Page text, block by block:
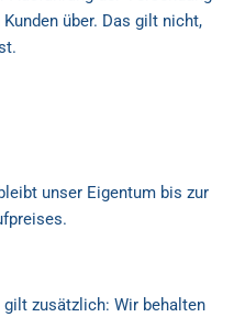
über. Das gilt nicht,
unser Eigentum bis zur
gilt zusätzlich: Wir behalten